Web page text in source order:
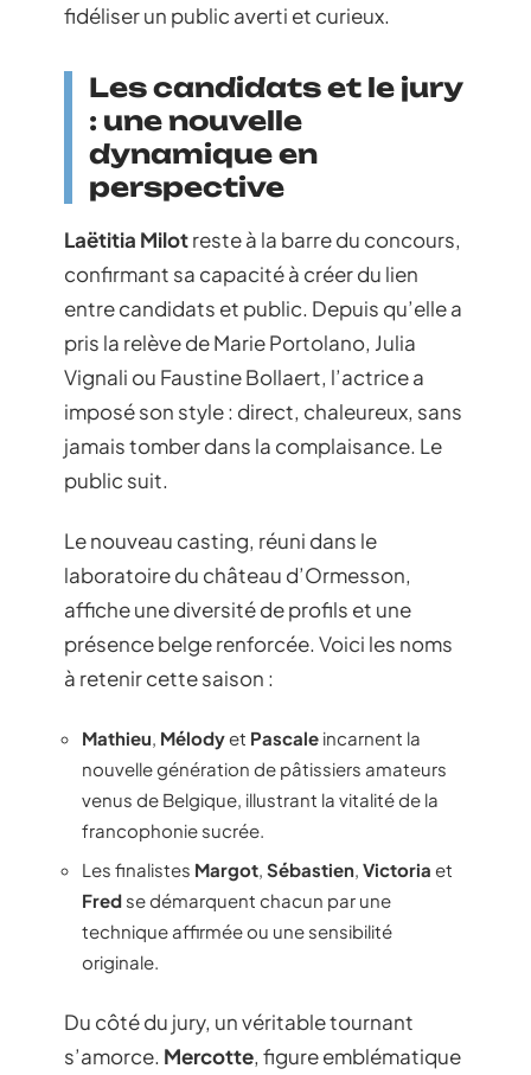
fidéliser un public averti et curieux.
Les candidats et le jury
: une nouvelle
dynamique en
perspective
Laëtitia Milotreste à la barre du concours,
confirmant sa capacité à créer du lien
entre candidats et public. Depuis qu’elle a
pris la relève de Marie Portolano, Julia
Vignali ou Faustine Bollaert, l’actrice a
imposé son style : direct, chaleureux, sans
jamais tomber dans la complaisance. Le
public suit.
Le nouveau casting, réuni dans le
laboratoire du château d’Ormesson,
affiche une diversité de profils et une
présence belge renforcée. Voici les noms
à retenir cette saison :
Mathieu Mélodyet Pascale incarnent la
nouvelle génération de pâtissiers amateurs
venus de Belgique, illustrant la vitalité de la
francophonie sucrée.
Les finalistes Margot, Sébastien, Victoria et
Fred se démarquent chacun par une
technique affirmée ou une sensibilité
originale.
Du côté du jury, un véritable tournant
s’amorce. Mercotte, figure emblématique